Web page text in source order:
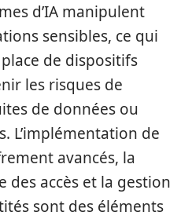
d’IA manipulent
sensibles, ce qui
de dispositifs
les risques de
de données ou
L’implémentation de
avancés, la
des accès et la gestion
sont des éléments